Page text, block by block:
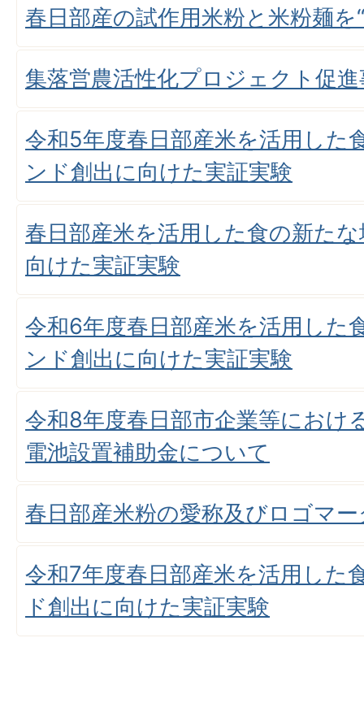
春日部産の試作用米粉と米粉麺を
集落営農活性化プロジェクト促
令和5年度春日部産米を活用した
ンド創出に向けた実証実験
春日部産米を活用した食の新た
向けた実証実験
令和6年度春日部産米を活用した
ンド創出に向けた実証実験
令和8年度春日部市企業等におけ
電池設置補助金について
春日部産米粉の愛称及びロゴマ
令和7年度春日部産米を活用した
ド創出に向けた実証実験